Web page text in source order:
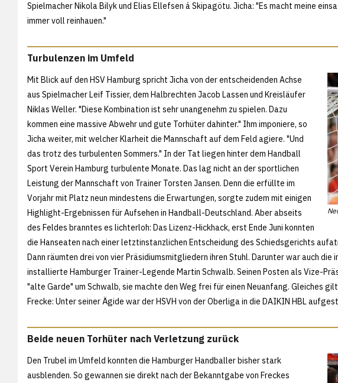
Spielmacher Nikola Bilyk und Elias Ellefsen á Skipagötu. Jicha: "Es macht meine
immer voll reinhauen."
Turbulenzen im Umfeld
Mit Blick auf den HSV Hamburg spricht Jicha von der entscheidenden Achse
aus Spielmacher Leif Tissier, dem Halbrechten Jacob Lassen und Kreisläufer
Niklas Weller. "Diese Kombination ist sehr unangenehm zu spielen. Dazu
kommen eine massive Abwehr und gute Torhüter dahinter." Ihm imponiere, so
Jicha weiter, mit welcher Klarheit die Mannschaft auf dem Feld agiere. "Und
das trotz des turbulenten Sommers." In der Tat liegen hinter dem Handball
Sport Verein Hamburg turbulente Monate. Das lag nicht an der sportlichen
Leistung der Mannschaft von Trainer Torsten Jansen. Denn die erfüllte im
Vorjahr mit Platz neun mindestens die Erwartungen, sorgte zudem mit einigen
Highlight-Ergebnissen für Aufsehen in Handball-Deutschland. Aber abseits
des Feldes branntes es lichterloh: Das Lizenz-Hickhack, erst Ende Juni konnten
die Hanseaten nach einer letztinstanzlichen Entscheidung des Schiedsgerichts
Dann räumten drei von vier Präsidiumsmitgliedern ihren Stuhl. Darunter war auch die
installierte Hamburger Trainer-Legende Martin Schwalb. Seinen Posten als Vize-
"alte Garde" um Schwalb, sie machte den Weg frei für einen Neuanfang. Gleiches
Frecke: Unter seiner Ägide war der HSVH von der Oberliga in die DAIKIN HBL
Beide neuen Torhüter nach Verletzung zurück
Den Trubel im Umfeld konnten die Hamburger Handballer bisher stark
ausblenden. So gewannen sie direkt nach der Bekanntgabe von Freckes